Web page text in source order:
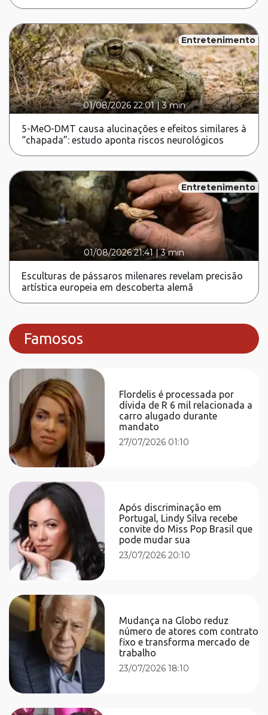
Entretenimento
01/08/2026 22:01|3 min
5-MeO-DMT causa alucinações e efeitos similares à
“chapada”: estudo aponta riscos neurológicos
Entretenimento
01/08/2026 21:41 |3 min
Esculturas de pássaros milenares revelam precisão
artística europeia em descoberta alemã
Famosos
Flordelis é processada por
dívida de R 6 mil relacionada a
carro alugado durante
mandato
27/07/2026 01:10
Após discriminação em
Portugal, Lindy Silva recebe
convite do Miss Pop Brasil que
pode mudar sua
23/07/2026 20:10
Mudança na Globo reduz
número de atores com contrato
fixo e transforma mercado de
trabalho
23/07/2026 18:10